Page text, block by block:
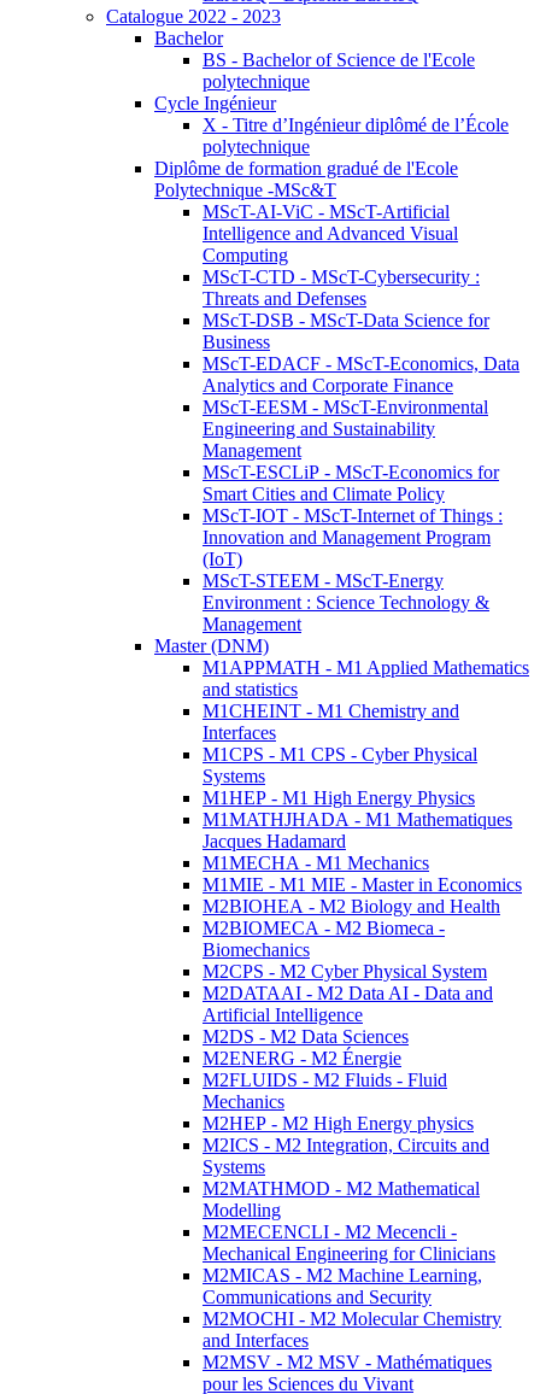
Catalogue 2022 - 2023
Bachelor
BS - Bachelor of Science de l'Ecole
polytechnique
Cycle Ingénieur
X - Titre d’Ingénieur diplômé de l’École
polytechnique
Diplôme de formation gradué de l'Ecole
Polytechnique -MSc&T
MScT-AI-ViC - MScT-Artificial
Intelligence and Advanced Visual
Computing
MScT-CTD - MScT-Cybersecurity :
Threats and Defenses
MScT-DSB - MScT-Data Science for
Business
MScT-EDACF - MScT-Economics, Data
Analytics and Corporate Finance
MScT-EESM - MScT-Environmental
Engineering and Sustainability
Management
MScT-ESCLiP - MScT-Economics for
Smart Cities and Climate Policy
MScT-IOT - MScT-Internet of Things :
Innovation and Management Program
(IoT)
MScT-STEEM - MScT-Energy
Environment : Science Technology &
Management
Master (DNM)
M1APPMATH - M1 Applied Mathematics
and statistics
M1CHEINT - M1 Chemistry and
Interfaces
M1CPS - M1 CPS - Cyber Physical
Systems
M1HEP - M1 High Energy Physics
M1MATHJHADA - M1 Mathematiques
Jacques Hadamard
M1MECHA - M1 Mechanics
M1MIE - M1 MIE - Master in Economics
M2BIOHEA - M2 Biology and Health
M2BIOMECA - M2 Biomeca -
Biomechanics
M2CPS - M2 Cyber Physical System
M2DATAAI - M2 Data AI - Data and
Artificial Intelligence
M2DS - M2 Data Sciences
M2ENERG - M2 Énergie
M2FLUIDS - M2 Fluids - Fluid
Mechanics
M2HEP - M2 High Energy physics
M2ICS - M2 Integration, Circuits and
Systems
M2MATHMOD - M2 Mathematical
Modelling
M2MECENCLI - M2 Mecencli -
Mechanical Engineering for Clinicians
M2MICAS - M2 Machine Learning,
Communications and Security
M2MOCHI - M2 Molecular Chemistry
and Interfaces
M2MSV - M2 MSV - Mathématiques
pour les Sciences du Vivant